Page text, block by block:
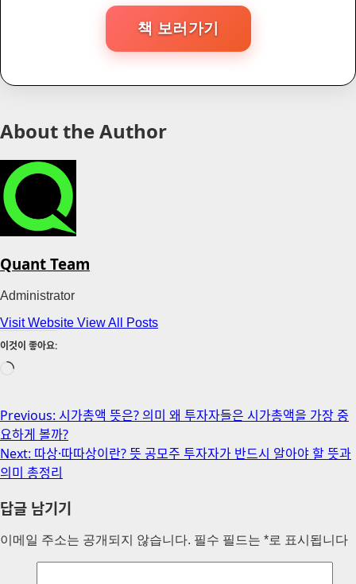
책 보러가기
About the Author
Quant Team
Administrator
Visit Website View All Posts
이것이 좋아요:
로
Post
navigation
Previous: 시가총액 뜻은? 의미 왜 투자자들은 시가총액을 가장 중
요하게 볼까?
Next: 따상·따따상이란? 뜻 공모주 투자자가 반드시 알아야 할 뜻과
의미 총정리
답글 남기기
이메일 주소는 공개되지 않습니다. 필수 필드는 *로 표시됩니다